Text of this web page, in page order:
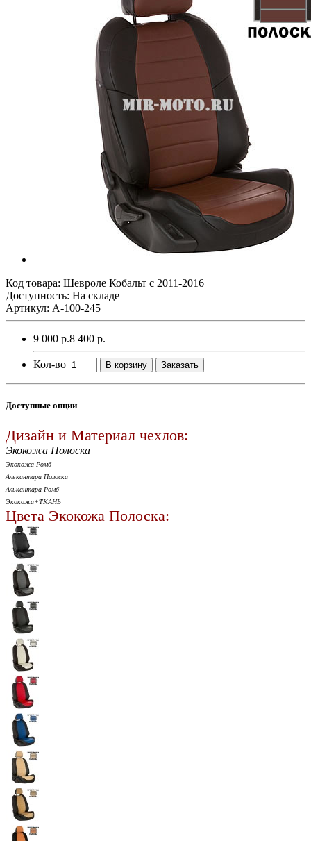
Код товара: Шевроле Кобальт с 2011-2016
Доступность: На складе
Артикул: A-100-245
9 000 р.8 400 р.
Кол-во В корзину Заказать
Доступные опции
Дизайн и Материал чехлов:
Экокожа Полоска
Экокожа Ромб
Алькантара Полоска
Алькантара Ромб
Экокожа+ТКАНЬ
Цвета Экокожа Полоска: